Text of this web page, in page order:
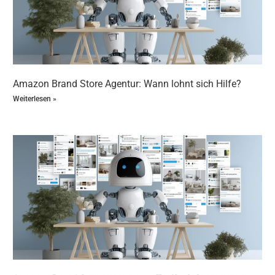
Menüführung, damit Kunden schnell zu den
gewünschten Produkten gelangen.
Store testen: Überprüfe alle Seiten auf
Funktionalität, Darstellung und korrekte
Verlinkungen.
Prüfung bei Amazon ein. Nach Freigabe kannst du
ihn live schalten.
Markenshoperfolgreich aufzubauen.
Amazon Brand Store Vorlagen: Layouts für
deinen Shop: Checkliste für die perfekte Store-
Erstellung
Markenregistrierung abgeschlossen und bestätigt
Zugang zum Store Builder vorhanden
Markenidentität klar definiert (Logo, Farben,
Schriftarten)
Amazon Brand Store Agentur: Wann lohnt sich Hilfe?
Weiterlesen »